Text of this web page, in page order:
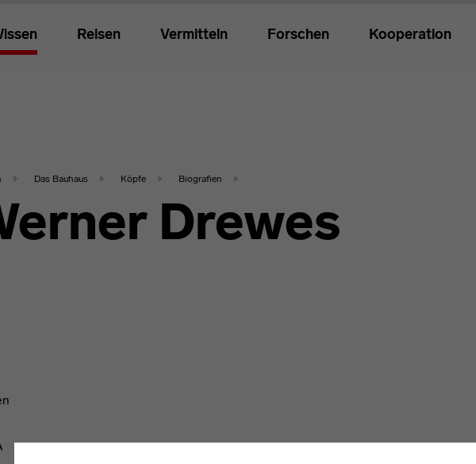
Reisen Vermitteln Forschen Kooperation
Das Bauhaus Köpfe Biografien
Drewes